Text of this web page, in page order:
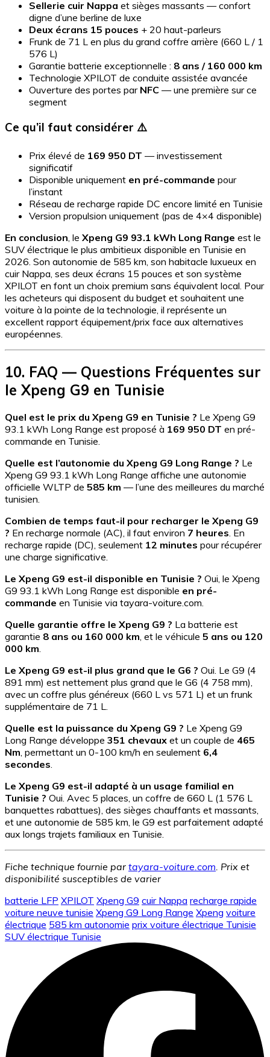
Sellerie cuir Nappa et sièges massants — confort
digne d’une berline de luxe
Deux écrans 15 pouces + 20 haut-parleurs
Frunk de 71 L en plus du grand coffre arrière (660 L / 1
576 L)
Garantie batterie exceptionnelle : 8 ans / 160 000 km
Technologie XPILOT de conduite assistée avancée
Ouverture des portes par NFC — une première sur ce
segment
Ce qu’il faut considérer ⚠️
Prix élevé de 169 950 DT — investissement
significatif
Disponible uniquement en pré-commande pour
l’instant
Réseau de recharge rapide DC encore limité en Tunisie
Version propulsion uniquement (pas de 4×4 disponible)
En conclusion, le Xpeng G9 93.1 kWh Long Range est le
SUV électrique le plus ambitieux disponible en Tunisie en
2026. Son autonomie de 585 km, son habitacle luxueux en
cuir Nappa, ses deux écrans 15 pouces et son système
XPILOT en font un choix premium sans équivalent local. Pour
les acheteurs qui disposent du budget et souhaitent une
voiture à la pointe de la technologie, il représente un
excellent rapport équipement/prix face aux alternatives
européennes.
10. FAQ — Questions Fréquentes sur
le Xpeng G9 en Tunisie
Quel est le prix du Xpeng G9 en Tunisie ? Le Xpeng G9
93.1 kWh Long Range est proposé à 169 950 DT en pré-
commande en Tunisie.
Quelle est l’autonomie du Xpeng G9 Long Range ? Le
Xpeng G9 93.1 kWh Long Range affiche une autonomie
officielle WLTP de 585 km — l’une des meilleures du marché
tunisien.
Combien de temps faut-il pour recharger le Xpeng G9
? En recharge normale (AC), il faut environ 7 heures. En
recharge rapide (DC), seulement 12 minutes pour récupérer
une charge significative.
Le Xpeng G9 est-il disponible en Tunisie ? Oui, le Xpeng
G9 93.1 kWh Long Range est disponible en pré-
commande en Tunisie via tayara-voiture.com.
Quelle garantie offre le Xpeng G9 ? La batterie est
garantie 8 ans ou 160 000 km, et le véhicule 5 ans ou 120
000 km.
Le Xpeng G9 est-il plus grand que le G6 ? Oui. Le G9 (4
891 mm) est nettement plus grand que le G6 (4 758 mm),
avec un coffre plus généreux (660 L vs 571 L) et un frunk
supplémentaire de 71 L.
Quelle est la puissance du Xpeng G9 ? Le Xpeng G9
Long Range développe 351 chevaux et un couple de 465
Nm, permettant un 0-100 km/h en seulement 6,4
secondes.
Le Xpeng G9 est-il adapté à un usage familial en
Tunisie ? Oui. Avec 5 places, un coffre de 660 L (1 576 L
banquettes rabattues), des sièges chauffants et massants,
et une autonomie de 585 km, le G9 est parfaitement adapté
aux longs trajets familiaux en Tunisie.
Fiche technique fournie par tayara-voiture.com. Prix et
disponibilité susceptibles de varier
batterie LFP XPILOT Xpeng G9 cuir Nappa recharge rapide
voiture neuve tunisie Xpeng G9 Long Range Xpeng voiture
électrique 585 km autonomie prix voiture électrique Tunisie
SUV électrique Tunisie